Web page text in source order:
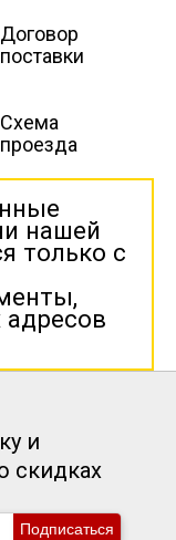
Договор
поставки
Схема
проезда
нашей
только с
адресов
и
скидках
Подписаться